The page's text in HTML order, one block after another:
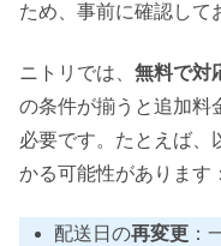
ため、事前に確認して
ニトリでは、 無料で対
の条件が揃うと追加料
必要です。たとえば、
かる可能性があります：
配送日の再変更 ：